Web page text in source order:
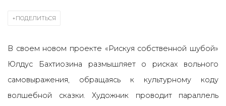
ПОДЕЛИТЬСЯ
В своем новом проекте «Рискуя собственной шубой»
Юлдус Бахтиозина размышляет о рисках вольного
самовыражения, обращаясь к культурному коду
волшебной сказки. Художник проводит параллель